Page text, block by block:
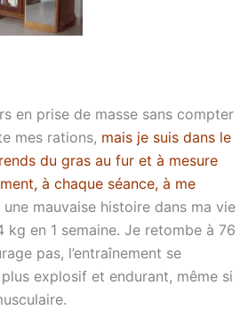
en prise de masse sans compter
mes rations, mais je suis dans le
du gras au fur et à mesure
à chaque séance, à me
une mauvaise histoire dans ma vie
en 1 semaine. Je retombe à 76
pas, l’entraînement se
explosif et endurant, même si